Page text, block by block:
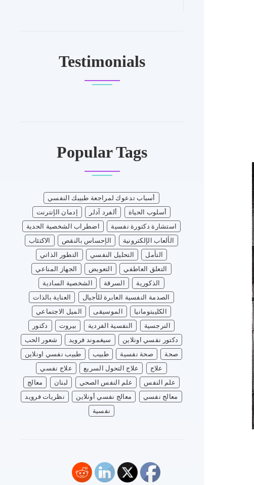
Testimonials
Popular Tags
أسباب تدعوك لمراجعة طبيبك النفسي
أسلوب الحياة
ألفرد آدلر
إدمان الإنترنت
استشارة دكتورة نفسية
اضطراب الشخصية الحدية
الألعاب الإلكترونية
الإحساس بالنقص
الاكتئاب
التأمل
التحليل النفسي
التطور الذاتي
التعلق العاطفي
التعويض
الجهاز المناعي
الذكورية
السرقة
الشخصية السادية
الصدمة النفسية العابرة للأجيال
العناية بالذات
الكليبتومانيا
الموسيقى
الميل الاجتماعي
النرجسية
النفسية الفردية بيروت
دكتور
دكتور نفسي اونلاين
سيغموند فرويد
شعور الحب
صحة
صحة نفسية طبيب
طبيب نفسي اونلاين
علاج
علاج التحول السريع
علاج نفسي
علم النفس
علم النفس الصحي لبنان
معالج
معالج نفسي
معالج نفسي أونلاين
نظريات فرويد
نفسية